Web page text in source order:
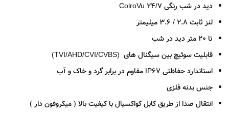
دید در شب رنگی ColroVu 24/7
لنز ثابت 2.8 / 3.6 میلیمتر
تا 20 متر دید در شب
قابلیت سوئیچ بین سیگنال های (TVI/AHD/CVI/CVBS)
استاندارد حفاظتی IP67 مقاوم در برابر گرد و خاک و آب
جنس بدنه فلزی
انتقال صدا از طریق کابل کواکسیال با کیفیت بالا ( میکروفون دار )